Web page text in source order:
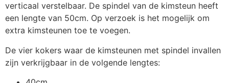
Spoelsysteem boottrailer
per as
€999,99
V-constructie boottrailer
verticaal verstelbaar. De spindel van de kimsteun heeft
een lengte van 50cm. Op verzoek is het mogelijk om
extra kimsteunen toe te voegen.
De vier kokers waar de kimsteunen met spindel invallen
zijn verkrijgbaar in de volgende lengtes: